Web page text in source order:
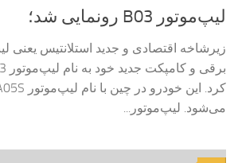
لیپ‌موتور B03 رونمایی شد؛
زیرشاخه اقتصادی و جدید استلانتیس یعنی
می‌شود. لیپ‌موتور...